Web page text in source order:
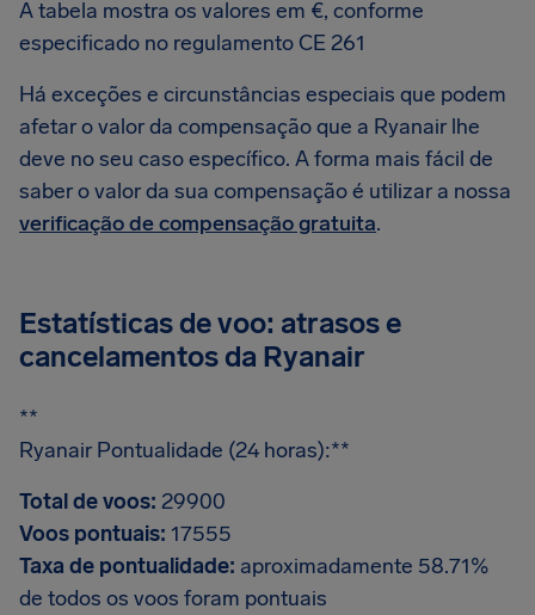
A tabela mostra os valores em €, conforme
especificado no regulamento CE 261
Há exceções e circunstâncias especiais que podem
afetar o valor da compensação que a Ryanair lhe
deve no seu caso específico. A forma mais fácil de
saber o valor da sua compensação é utilizar a nossa
verificação de compensação gratuita.
Estatísticas de voo: atrasos e
cancelamentos da Ryanair
**
Ryanair Pontualidade (24 horas):**
Total de voos: 29900
Voos pontuais: 17555
Taxa de pontualidade: aproximadamente 58.71%
de todos os voos foram pontuais